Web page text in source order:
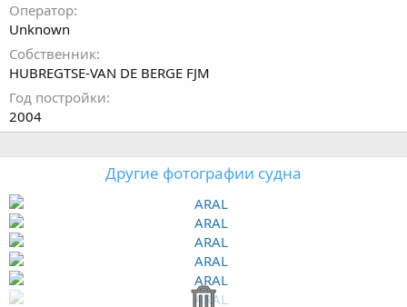
Оператор
Unknown
Собственник
HUBREGTSE-VAN DE BERGE FJM
Год постройки
2004
Другие фотографии судна